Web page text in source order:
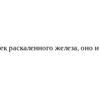
раскаленного железа, оно